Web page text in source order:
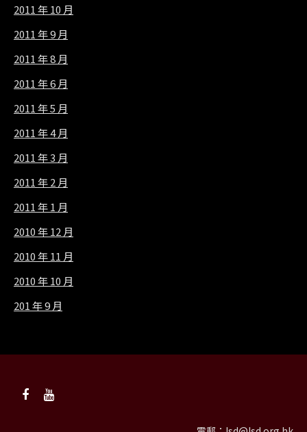
2011 年 10 月
2011 年 9 月
2011 年 8 月
2011 年 6 月
2011 年 5 月
2011 年 4 月
2011 年 3 月
2011 年 2 月
2011 年 1 月
2010 年 12 月
2010 年 11 月
2010 年 10 月
201 年 9 月